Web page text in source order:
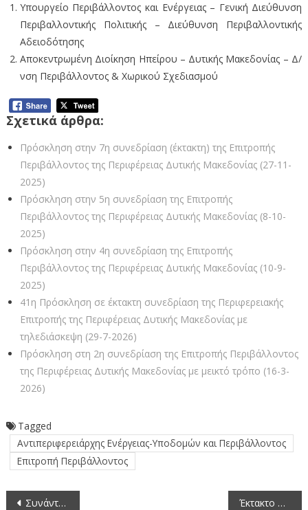
Υπουργείο Περιβάλλοντος και Ενέργειας – Γενική Διεύθυνση
Περιβαλλοντικής Πολιτικής – Διεύθυνση Περιβαλλοντικής
Αδειοδότησης
Αποκεντρωμένη Διοίκηση Ηπείρου – Δυτικής Μακεδονίας – Δ/
νση Περιβάλλοντος & Χωρικού Σχεδιασμού
Σχετικά άρθρα:
Πρόσκληση στην 7η συνεδρίαση (έκτακτη) της Επιτροπής
Περιβάλλοντος της Περιφέρειας Δυτικής Μακεδονίας (27-11-
2025)
Πρόσκληση στην 5η συνεδρίαση της Επιτροπής
Περιβάλλοντος της Περιφέρειας Δυτικής Μακεδονίας (8-10-
2025)
Πρόσκληση στην 4η συνεδρίαση της Επιτροπής
Περιβάλλοντος της Περιφέρειας Δυτικής Μακεδονίας (10-9-
2025)
41η Πρόσκληση σε έκτακτη συνεδρίαση της Περιφερειακής
Επιτροπής της Περιφέρειας Δυτικής Μακεδονίας με
τηλεδιάσκεψη (29-7-2026)
Πρόσκληση στη 2η συνεδρίαση της Επιτροπής Περιβάλλοντος
της Περιφέρειας Δυτικής Μακεδονίας με μεικτό τρόπο (16-3-
2026)
Tagged
Αντιπεριφερειάρχης Ενέργειας-Υποδομών και Περιβάλλοντος
Επιτροπή Περιβάλλοντος
Πλοήγηση
Συνάντηση Εργασίας του Περιφερειάρχη Δυτικής Μακεδονίας για θέματα που αφορούν το Διοικητήριο της Π.Ε. Καστοριάς Έκτακτο Δελτίο Επιδείνωσης Καιρού (3-9-2021)